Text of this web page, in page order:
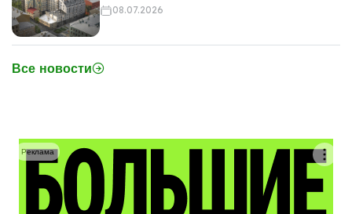
08.07.2026
Все новости
Реклама